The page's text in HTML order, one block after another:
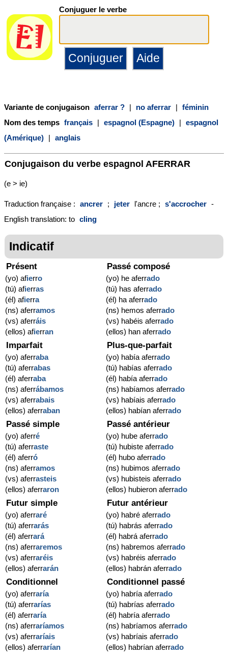
Conjuguer le verbe
Variante de conjugaison aferrar ? | no aferrar | féminin
Nom des temps français | espagnol (Espagne) | espagnol
(Amérique) | anglais
Conjugaison du verbe espagnol AFERRAR
(e > ie)
Traduction française : ancrer ; jeter l'ancre ; s'accrocher -
English translation: to cling
Indicatif
Présent
(yo) afierro
(tú) afierras
(él) afierra
(ns) aferramos
(vs) aferráis
(ellos) afierran
Passé composé
(yo) he aferrado
(tú) has aferrado
(él) ha aferrado
(ns) hemos aferrado
(vs) habéis aferrado
(ellos) han aferrado
Imparfait
(yo) aferraba
(tú) aferrabas
(él) aferraba
(ns) aferrábamos
(vs) aferrabais
(ellos) aferraban
Plus-que-parfait
(yo) había aferrado
(tú) habías aferrado
(él) había aferrado
(ns) habíamos aferrado
(vs) habíais aferrado
(ellos) habían aferrado
Passé simple
(yo) aferré
(tú) aferraste
(él) aferró
(ns) aferramos
(vs) aferrasteis
(ellos) aferraron
Passé antérieur
(yo) hube aferrado
(tú) hubiste aferrado
(él) hubo aferrado
(ns) hubimos aferrado
(vs) hubisteis aferrado
(ellos) hubieron aferrado
Futur simple
(yo) aferraré
(tú) aferrarás
(él) aferrará
(ns) aferraremos
(vs) aferraréis
(ellos) aferrarán
Futur antérieur
(yo) habré aferrado
(tú) habrás aferrado
(él) habrá aferrado
(ns) habremos aferrado
(vs) habréis aferrado
(ellos) habrán aferrado
Conditionnel
(yo) aferraría
(tú) aferrarías
(él) aferraría
(ns) aferraríamos
(vs) aferraríais
(ellos) aferrarían
Conditionnel passé
(yo) habría aferrado
(tú) habrías aferrado
(él) habría aferrado
(ns) habríamos aferrado
(vs) habríais aferrado
(ellos) habrían aferrado